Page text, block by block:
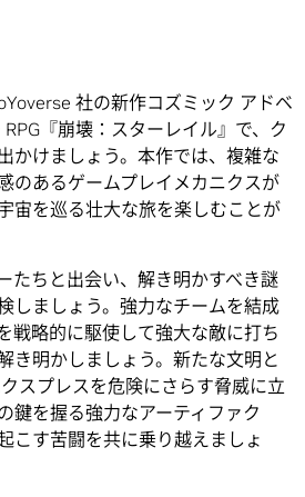
社の新作コズミック アドベ
『崩壊：スターレイル』で、ク
かけましょう。本作では、複雑な
のあるゲームプレイメカニクスが
宙を巡る壮大な旅を楽しむことが
たちと出会い、解き明かすべき謎
しましょう。強力なチームを結成
戦略的に駆使して強大な敵に打ち
き明かしましょう。新たな文明と
スプレスを危険にさらす脅威に立
鍵を握る強力なアーティファク
こす苦闘を共に乗り越えましょ